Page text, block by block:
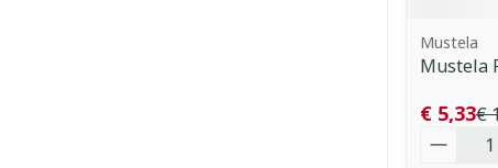
Mustela
Mustela
€
€ 5,33